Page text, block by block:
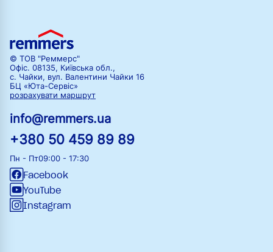
© ТОВ "Реммерс"
Офіс. 08135, Київська обл.,
с. Чайки, вул. Валентини Чайки 16
БЦ «Юта-Сервіс»
розрахувати маршрут
info@remmers.ua
+380 50 459 89 89
Пн - Пт09:00 - 17:30
Facebook
YouTube
Instagram